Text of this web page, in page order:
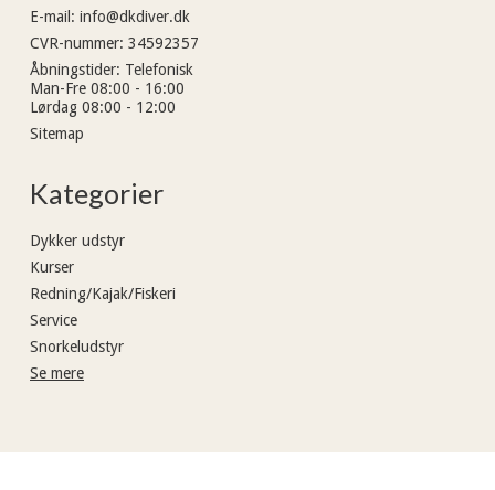
E-mail : info@dkdiver.dk
CVR-nummer: 34592357
Åbningstider: Telefonisk
Man-Fre 08:00 - 16:00
Lørdag 08:00 - 12:00
Sitemap
Kategorier
Dykker udstyr
Kurser
Redning/Kajak/Fiskeri
Service
Snorkeludstyr
Se mere